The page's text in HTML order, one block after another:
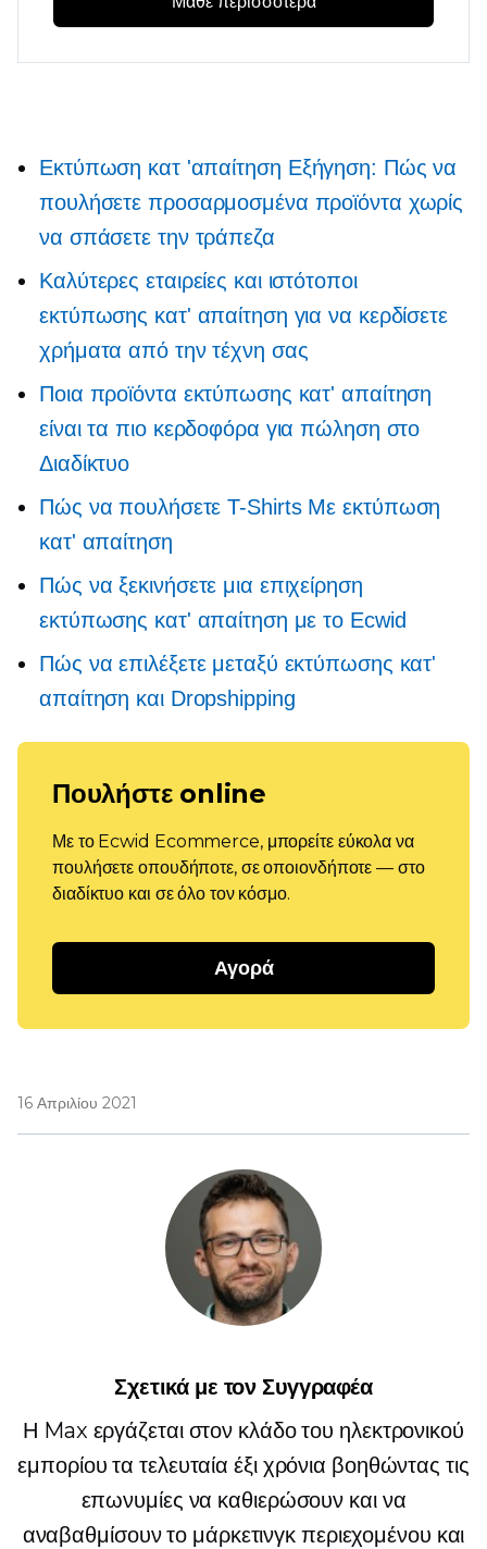
Εκτύπωση κατ 'απαίτηση Εξήγηση: Πώς να
πουλήσετε προσαρμοσμένα προϊόντα χωρίς
να σπάσετε την τράπεζα
Καλύτερες εταιρείες και ιστότοποι
εκτύπωσης κατ' απαίτηση για να κερδίσετε
χρήματα από την τέχνη σας
Ποια προϊόντα εκτύπωσης κατ' απαίτηση
είναι τα πιο κερδοφόρα για πώληση στο
Διαδίκτυο
Πώς να πουλήσετεT-ShirtsΜε εκτύπωση
κατ' απαίτηση
Πώς να ξεκινήσετε μια επιχείρηση
εκτύπωσης κατ' απαίτηση με το Ecwid
Πώς να επιλέξετε μεταξύ εκτύπωσης κατ'
απαίτηση και Dropshipping
Πουλήστε online
Με το Ecwid Ecommerce, μπορείτε εύκολα να
πουλήσετε οπουδήποτε, σε οποιονδήποτε — στο
διαδίκτυο και σε όλο τον κόσμο.
Αγορά
16 Απριλίου 2021
Σχετικά με τον Συγγραφέα
Η Max εργάζεται στον κλάδο του ηλεκτρονικού
εμπορίου τα τελευταία έξι χρόνια βοηθώντας τις
επωνυμίες να καθιερώσουν και να
αναβαθμίσουν το μάρκετινγκ περιεχομένου και